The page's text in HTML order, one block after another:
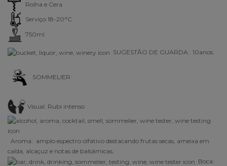
Rolha e Cera
Serviço 18-20°C
750ml
SUGESTÃO DE GUARDA: 10anos.
SOMMELIER
Visual: Rubi intenso
Aroma: amplo espectro olfativo destacando frutas secas, ameixa em
calda, alcaçuz e notas de balsâmicas.
Boca: